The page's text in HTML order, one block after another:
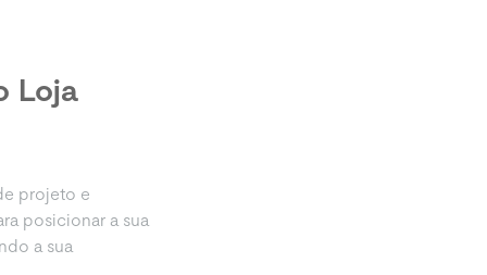
Loja
projeto e
posicionar a sua
a sua